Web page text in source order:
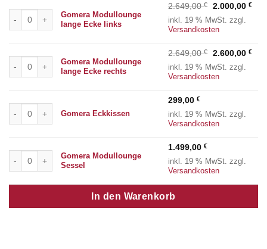
Gomera Modullounge lange Ecke links Menge
Gomera Modullounge
lange Ecke links
2.649,00€
Ursprünglicher
Preis
war:
2.000,00 €
inkl. 19 % MwSt. zzgl.
Versandkosten
Gomera Modullounge lange Ecke rechts Menge
Gomera Modullounge
lange Ecke rechts
2.649,00€
Ursprünglicher
Preis
war:
2.600,00 €
inkl. 19 % MwSt. zzgl.
Versandkosten
Gomera Eckkissen
299,00€
inkl. 19 % MwSt. zzgl.
Versandkosten
Gomera Modullounge Sessel Menge
Gomera Modullounge
Sessel
1.499,00€
inkl. 19 % MwSt. zzgl.
Versandkosten
In den Warenkorb